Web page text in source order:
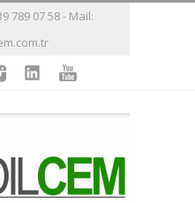
789 07 58 - Mail: